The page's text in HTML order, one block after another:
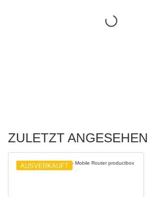
ZULETZT ANGESEHEN
AUSVERKAUFT